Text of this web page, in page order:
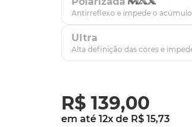
Ultra
R$ 139,00
em até12x de R$ 15,73